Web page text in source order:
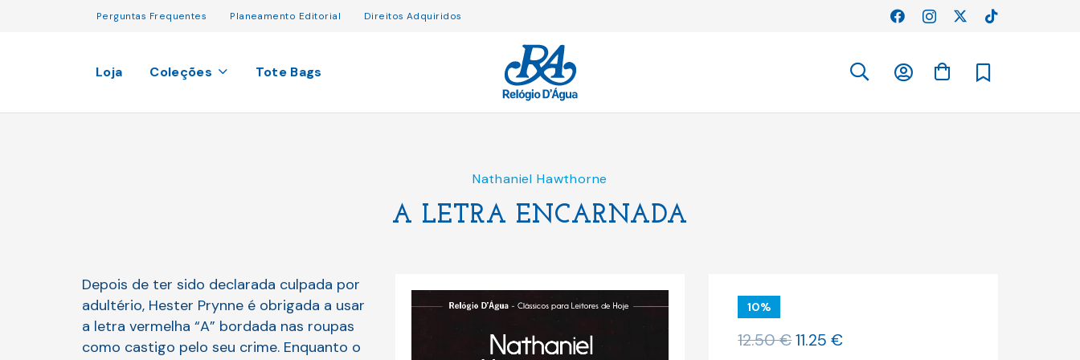
Perguntas Frequentes Planeamento Editorial Direitos Adquiridos
Loja Coleções Tote Bags
Nathaniel Hawthorne
A LETRA ENCARNADA
Depois de ter sido declarada culpada por
adultério, Hester Prynne é obrigada a usar
a letra vermelha “A” bordada nas roupas
como castigo pelo seu crime. Enquanto o
10%
12.50€O
11.25€O